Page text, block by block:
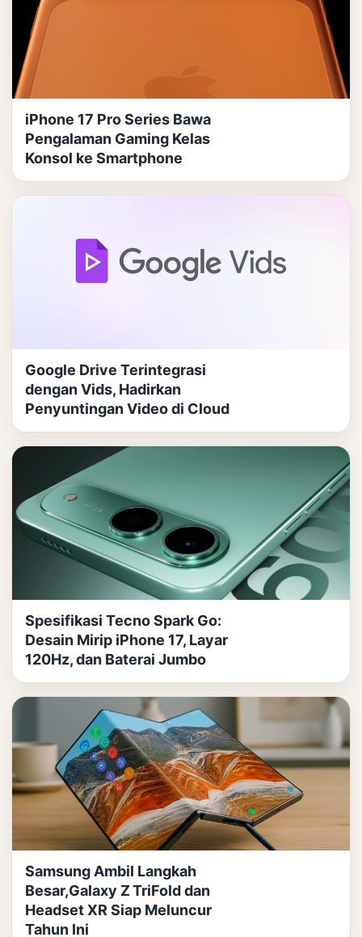
iPhone 17 Pro Series Bawa
Pengalaman Gaming Kelas
Konsol ke Smartphone
Google Drive Terintegrasi
dengan Vids, Hadirkan
Penyuntingan Video di Cloud
Spesifikasi Tecno Spark Go:
Desain Mirip iPhone 17, Layar
120Hz, dan Baterai Jumbo
Samsung Ambil Langkah
Besar,Galaxy Z TriFold dan
Headset XR Siap Meluncur
Tahun Ini